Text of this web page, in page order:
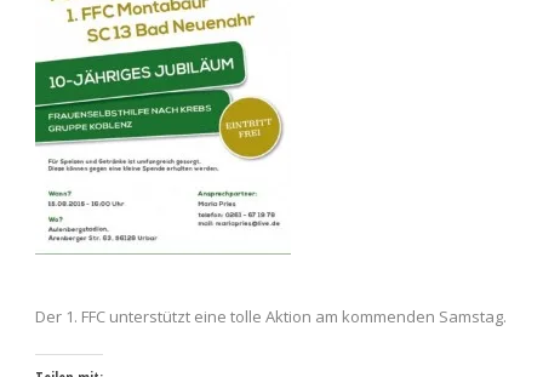
Der 1. FFC unterstützt eine tolle Aktion am kommenden Samstag.